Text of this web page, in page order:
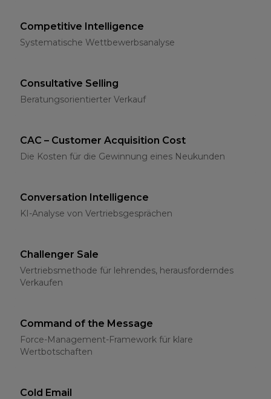
Competitive Intelligence
Systematische Wettbewerbsanalyse
Consultative Selling
Beratungsorientierter Verkauf
CAC – Customer Acquisition Cost
Die Kosten für die Gewinnung eines Neukunden
Conversation Intelligence
KI-Analyse von Vertriebsgesprächen
Challenger Sale
Vertriebsmethode für lehrendes, herausforderndes
Verkaufen
Command of the Message
Force-Management-Framework für klare
Wertbotschaften
Cold Email